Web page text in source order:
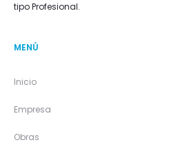
tipo Profesional.
MENÚ
Inicio
Empresa
Obras